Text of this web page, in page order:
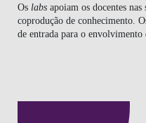
Os labsapoiam os docentes nas
coprodução de conhecimento.
de entrada para o envolvimento